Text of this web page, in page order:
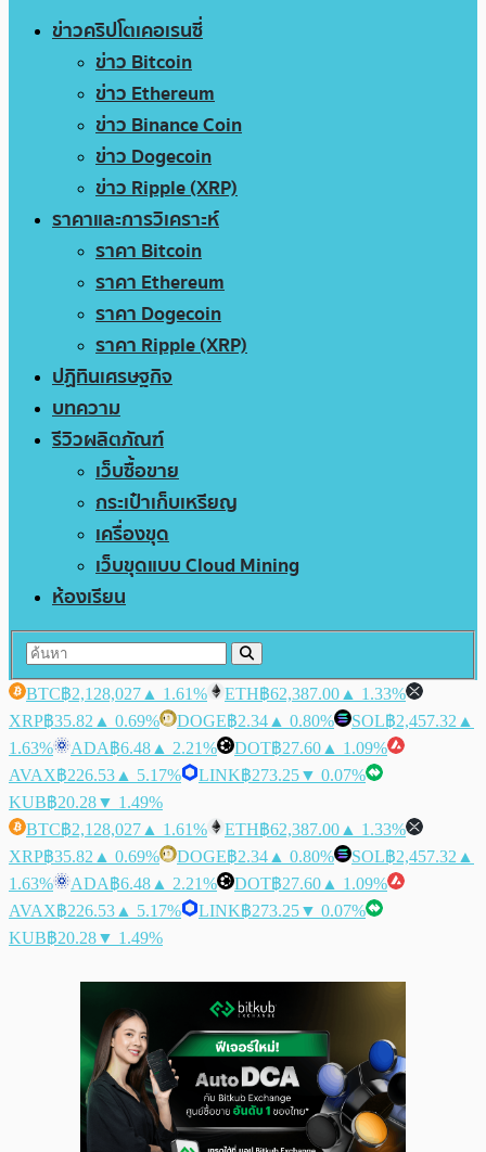
ข่าวคริปโตเคอเรนซี่
ข่าว Bitcoin
ข่าว Ethereum
ข่าว Binance Coin
ข่าว Dogecoin
ข่าว Ripple (XRP)
ราคาและการวิเคราะห์
ราคา Bitcoin
ราคา Ethereum
ราคา Dogecoin
ราคา Ripple (XRP)
ปฏิทินเศรษฐกิจ
บทความ
รีวิวผลิตภัณฑ์
เว็บซื้อขาย
กระเป๋าเก็บเหรียญ
เครื่องขุด
เว็บขุดแบบ Cloud Mining
ห้องเรียน
BTC฿2,128,027 ▲ 1.61% ETH฿62,387.00 ▲ 1.33%
XRP฿35.82 ▲ 0.69% DOGE฿2.34 ▲ 0.80% SOL฿2,457.32 ▲
1.63%
ADA฿6.48 ▲ 2.21% DOT฿27.60 ▲ 1.09%
AVAX฿226.53 ▲ 5.17% LINK฿273.25▼ 0.07%
KUB฿20.28▼ 1.49%
BTC฿2,128,027 ▲ 1.61% ETH฿62,387.00 ▲ 1.33%
XRP฿35.82 ▲ 0.69% DOGE฿2.34 ▲ 0.80% SOL฿2,457.32 ▲
1.63%
ADA฿6.48 ▲ 2.21% DOT฿27.60 ▲ 1.09%
AVAX฿226.53 ▲ 5.17% LINK฿273.25▼ 0.07%
KUB฿20.28▼ 1.49%